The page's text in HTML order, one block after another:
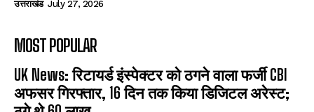
उत्तराखंड July 27, 2026
MOST POPULAR
UK News: रिटायर्ड इंस्पेक्टर को ठगने वाला फर्जी CBI
अफसर गिरफ्तार, 16 दिन तक किया डिजिटल अरेस्ट;